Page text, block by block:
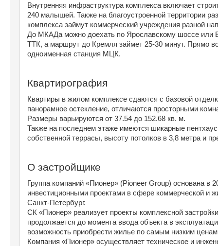
Внутренняя инфраструктура комплекса включает
240 малышей. Также на благоустроенной территории
комплекса займут коммерческий учреждения разной
До МКАДа можно доехать по Ярославскому шоссе или
ТТК, а маршрут до Кремля займет 25-30 минут. Прямо
одноименная станция МЦК.
Квартирография
Квартиры в жилом комплексе сдаются с базовой
панорамное остекление, отличаются просторными
Размеры варьируются от 37.54 до 152.68 кв. м.
Также на последнем этаже имеются шикарные
собственной террасы, высоту потолков в 3,8 метра и
О застройщике
Группа компаний «Пионер» (Pioneer Group) основана в
инвестиционными проектами в сфере коммерческой и
Санкт-Петербург.
СК «Пионер» реализует проекты комплексной
продолжается до момента ввода объекта в
возможность приобрести жилье по самым низким
Компания «Пионер» осуществляет техническое и